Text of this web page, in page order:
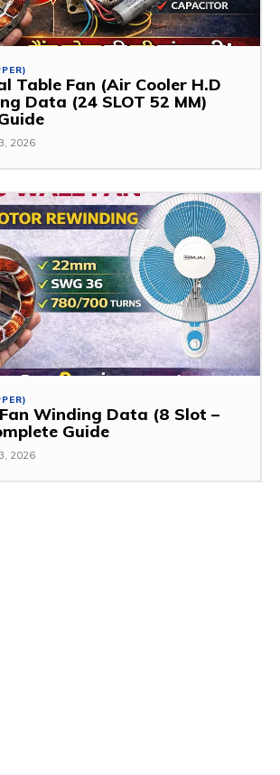
Table Fan (Air Cooler H.D
Data (24 SLOT 52 MM)
2026
Winding Data (8 Slot –
Guide
2026